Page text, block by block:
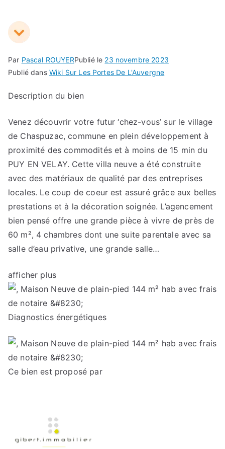
Par Pascal ROUYERPublié le 23 novembre 2023
Publié dans Wiki Sur Les Portes De L'Auvergne
Description du bien
Venez découvrir votre futur ‘chez-vous’ sur le village
de Chaspuzac, commune en plein développement à
proximité des commodités et à moins de 15 min du
PUY EN VELAY. Cette villa neuve a été construite
avec des matériaux de qualité par des entreprises
locales. Le coup de coeur est assuré grâce aux belles
prestations et à la décoration soignée. L’agencement
bien pensé offre une grande pièce à vivre de près de
60 m², 4 chambres dont une suite parentale avec sa
salle d’eau privative, une grande salle…
afficher plus
Diagnostics énergétiques
Ce bien est proposé par